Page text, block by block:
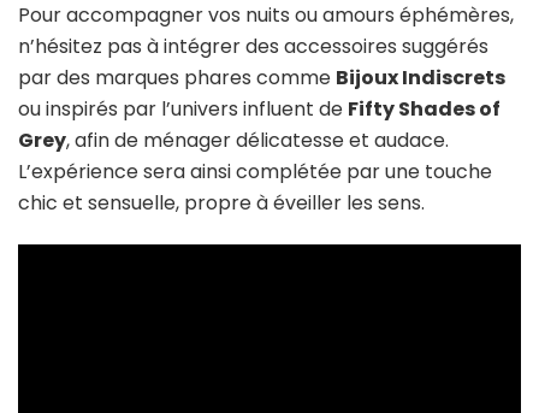
Pour accompagner vos nuits ou amours éphémères,
n’hésitez pas à intégrer des accessoires suggérés
par des marques phares comme Bijoux Indiscrets
ou inspirés par l’univers influent de Fifty Shades of
Grey, afin de ménager délicatesse et audace.
L’expérience sera ainsi complétée par une touche
chic et sensuelle, propre à éveiller les sens.